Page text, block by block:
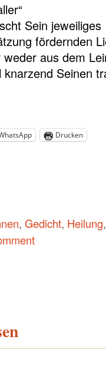
Sein jeweiliges
fördernden
aus dem
Seinen
Drucken
, Gedicht, Heilung